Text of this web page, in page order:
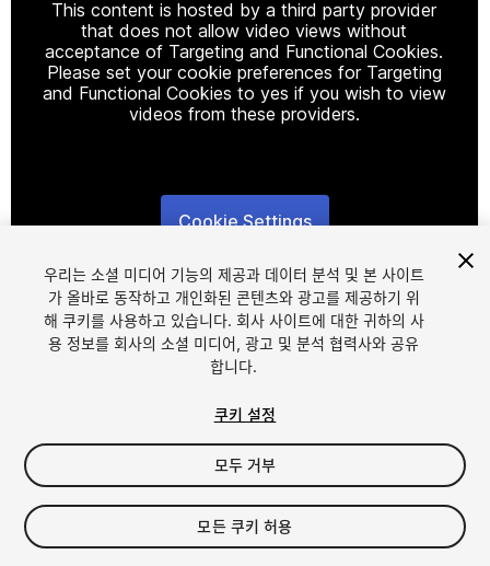
This content is hosted by a third party provider
that does not allow video views without
acceptance of Targeting and Functional Cookies.
Please set your cookie preferences for Targeting
and Functional Cookies to yes if you wish to view
videos from these providers.
Cookie Settings
FREE
95viewsin the past week
우리는 소셜 미디어 기능의 제공과 데이터 분석 및 본 사이트
가 올바로 동작하고 개인화된 콘텐츠와 광고를 제공하기 위
해 쿠키를 사용하고 있습니다. 회사 사이트에 대한 귀하의 사
용 정보를 회사의 소셜 미디어, 광고 및 분석 협력사와 공유
합니다.
쿠키 설정
모두 거부
모든 쿠키 허용